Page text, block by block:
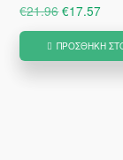
€21.96Original
price
was:
€17.57Η
ΠΡΟΣΘΉΚΗ